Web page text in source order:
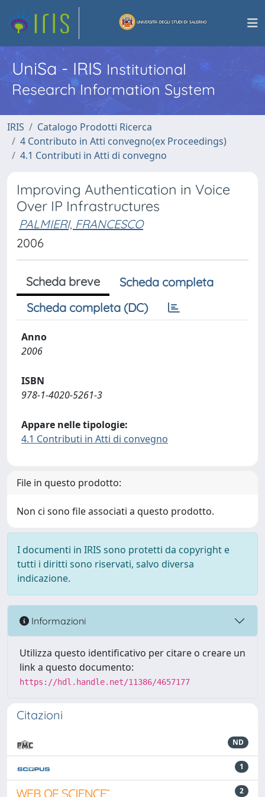
UniSa - IRISInstitutional
Research Information System
IRIS
Catalogo Prodotti Ricerca
4 Contributo in Atti convegno(ex Proceedings)
4.1 Contributi in Atti di convegno
Improving Authentication in Voice
Over IP Infrastructures
PALMIERI, FRANCESCO
2006
Scheda breve
Scheda completa
Scheda completa (DC)
Anno
2006
ISBN
978-1-4020-5261-3
Appare nelle tipologie:
4.1 Contributi in Atti di convegno
File in questo prodotto:
Non ci sono file associati a questo prodotto.
I documenti in IRIS sono protetti da copyright e
tutti i diritti sono riservati, salvo diversa
indicazione.
Informazioni
Utilizza questo identificativo per citare o creare un
link a questo documento:
https://hdl.handle.net/11386/4657177
Citazioni
ND
1
2